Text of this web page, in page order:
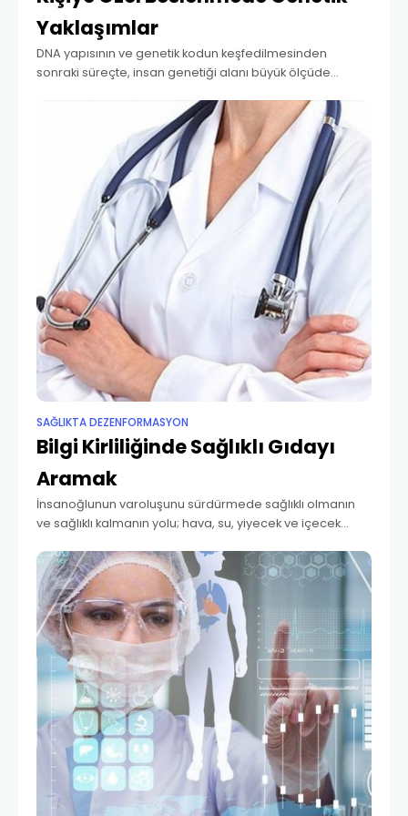
Yaklaşımlar
DNA yapısının ve genetik kodun keşfedilmesinden
sonraki süreçte, insan genetiği alanı büyük ölçüde
genlerdeki mutasyonların sebep olduğu değişimleri
açıklamaya odaklanmıştır. Temel olarak moleküler
SAĞLIKTA DEZENFORMASYON
Bilgi Kirliliğinde Sağlıklı Gıdayı
Aramak
İnsanoğlunun varoluşunu sürdürmede sağlıklı olmanın
ve sağlıklı kalmanın yolu; hava, su, yiyecek ve içecek
avcılık ve tarımla birlikte yerleşik hayata geçiş, endüstri
devrimi sonrasında yeni